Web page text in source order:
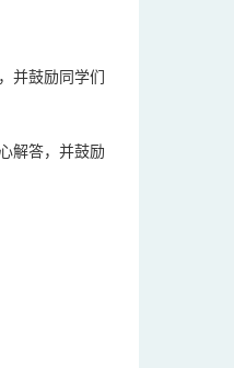
并鼓励同学们
解答，并鼓励